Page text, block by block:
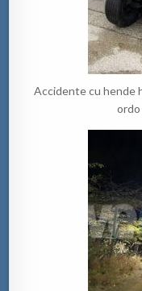
Accidente cu hende
ordo